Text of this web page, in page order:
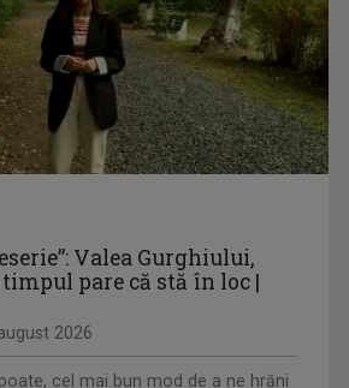
la “Magazin ...
Minorități TVR ...
Valea Gurghiului,
pare că stă în loc |
2026
cel mai bun mod de a ne hrăni